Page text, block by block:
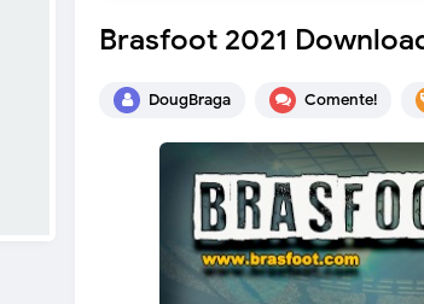
Brasfoot 2021
DougBraga Comente!